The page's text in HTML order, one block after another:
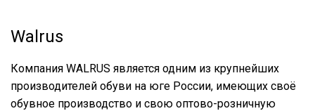
Walrus
Компания WALRUS является одним из крупнейших
производителей обуви на юге России, имеющих своё
обувное производство и свою оптово-розничную